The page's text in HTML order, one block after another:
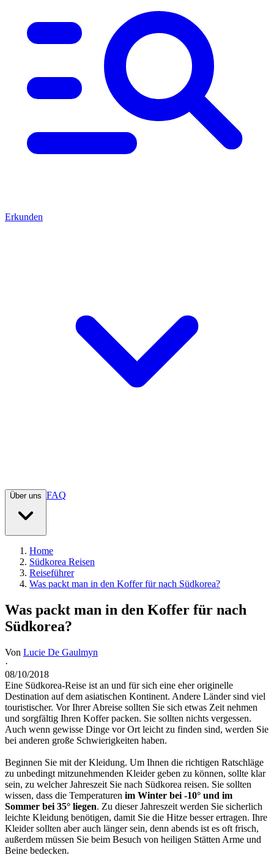
Erkunden
Über uns FAQ
Home
Südkorea Reisen
Reiseführer
Was packt man in den Koffer für nach Südkorea?
Was packt man in den Koffer für nach
Südkorea?
Von Lucie De Gaulmyn
·
08/10/2018
Eine Südkorea-Reise ist an und für sich eine eher originelle
Destination auf dem asiatischen Kontinent. Andere Länder sind viel
touristischer. Vor Ihrer Abreise sollten Sie sich etwas Zeit nehmen
und sorgfältig Ihren Koffer packen. Sie sollten nichts vergessen.
Auch wenn gewisse Dinge vor Ort leicht zu finden sind, werden Sie
bei anderen große Schwierigkeiten haben.
Beginnen Sie mit der Kleidung. Um Ihnen die richtigen Ratschläge
zu unbedingt mitzunehmenden Kleider geben zu können, sollte klar
sein, zu welcher Jahreszeit Sie nach Südkorea reisen. Sie sollten
wissen, dass die Temperaturen im Winter bei -10° und im
Sommer bei 35° liegen. Zu dieser Jahreszeit werden Sie sicherlich
leichte Kleidung benötigen, damit Sie die Hitze besser ertragen. Ihre
Kleider sollten aber auch länger sein, denn abends ist es oft frisch,
außerdem müssen Sie beim Besuch von heiligen Stätten Arme und
Beine bedecken.